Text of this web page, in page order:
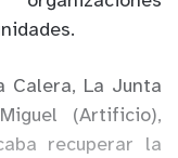
Calera, La Junta
(Artificio),
recuperar la